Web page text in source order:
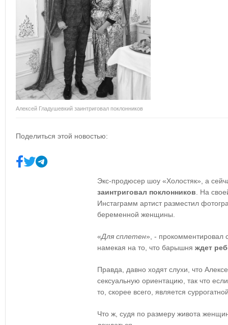
Алексей Гладушевкий заинтриговал поклонников
Поделиться этой новостью:
Экс-продюсер шоу «Холостяк», а
заинтриговал поклонников . На
Инстаграмм артист разместил
беременной женщины.
«Для сплетен», - прокомментировал
намекая на то, что барышня ждет
Правда, давно ходят слухи, что
сексуальную ориентацию, так что
то, скорее всего, является
Что ж, судя по размеру живота